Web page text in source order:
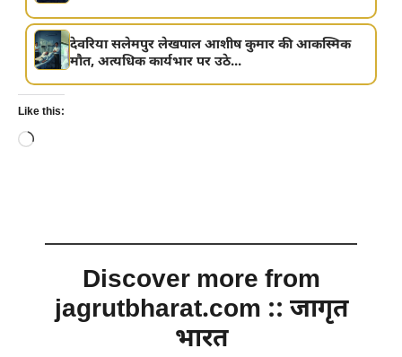
देवरिया सलेमपुर लेखपाल आशीष कुमार की आकस्मिक
मौत, अत्यधिक कार्यभार पर उठे...
Like this:
Loading…
Discover more from
jagrutbharat.com :: जागृत
भारत